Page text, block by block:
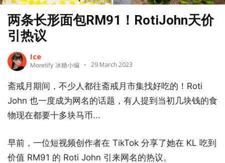
两条长形面包RM91！RotiJohn天价
引热议
Ice
Moretify 冰糖小编 29 March 2023
斋戒月期间，不少人都往斋戒月市集找好吃的！Roti
John 也一度成为网名的话题，有人提到当初几块钱的食
物现在都要十多块马币...
早前，一位短视频创作者在 TikTok 分享了她在 KL 吃到
价值 RM91 的 Roti John 引来网名的热议。